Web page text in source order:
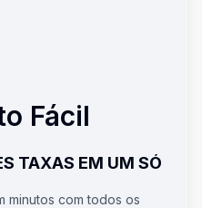
Fácil
TAXAS EM UM SÓ
minutos com todos os